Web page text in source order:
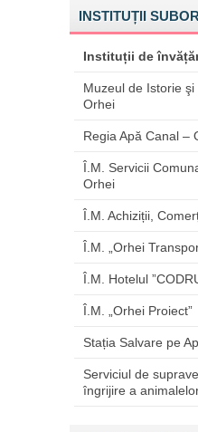
INSTITUȚII
Instituții de
Muzeul de Istorie şi
Orhei
Regia Apă Canal –
Î.M. Servicii
Orhei
Î.M. Achiziții,
Î.M. „Orhei
Î.M. Hotelul
Î.M. „Orhei Proiect”
Stația Salvare pe
Serviciul de
îngrijire a